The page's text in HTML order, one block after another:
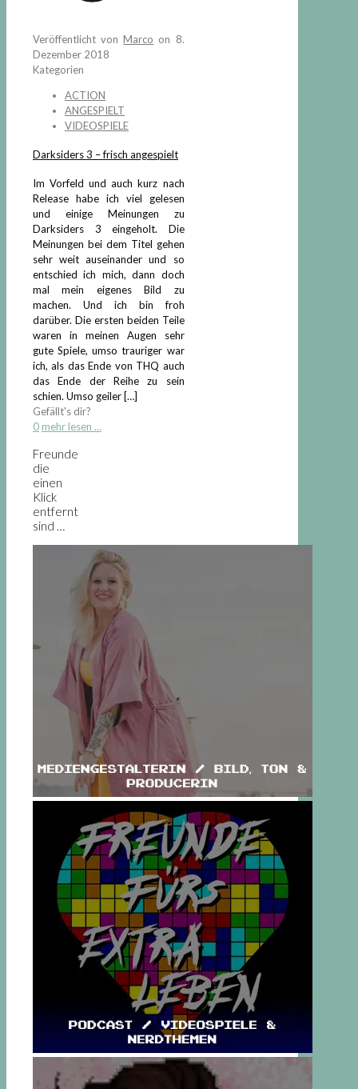
Veröffentlicht vonMarco on 8.
Dezember 2018
Kategorien
ACTION
ANGESPIELT
VIDEOSPIELE
Darksiders 3 – frisch angespielt
Im Vorfeld und auch kurz nach
Release habe ich viel gelesen
und einige Meinungen zu
Darksiders 3 eingeholt. Die
Meinungen bei dem Titel gehen
sehr weit auseinander und so
entschied ich mich, dann doch
mal mein eigenes Bild zu
machen. Und ich bin froh
darüber. Die ersten beiden Teile
waren in meinen Augen sehr
gute Spiele, umso trauriger war
ich, als das Ende von THQ auch
das Ende der Reihe zu sein
schien. Umso geiler […]
Gefällt's dir?
0 mehr lesen ...
Freunde
die
einen
Klick
entfernt
sind …